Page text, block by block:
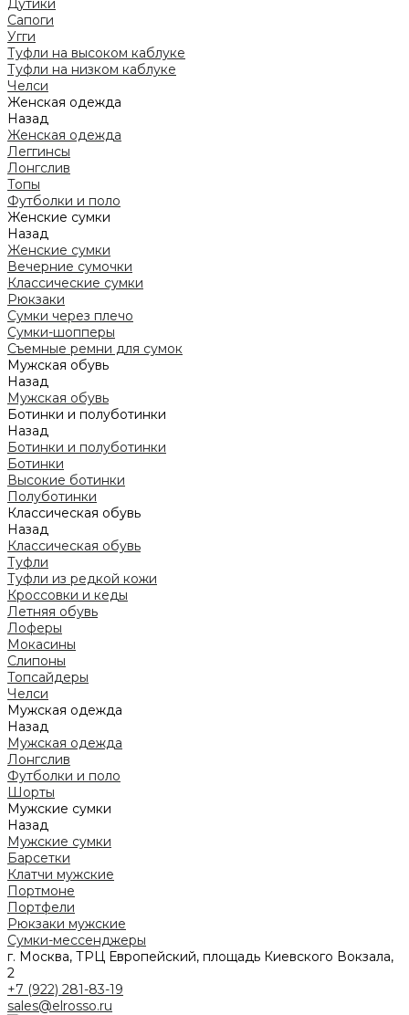
Дутики
Сапоги
Угги
Туфли на высоком каблуке
Туфли на низком каблуке
Челси
Женская одежда
Назад
Женская одежда
Леггинсы
Лонгслив
Топы
Футболки и поло
Женские сумки
Назад
Женские сумки
Вечерние сумочки
Классические сумки
Рюкзаки
Сумки через плечо
Сумки-шопперы
Съемные ремни для сумок
Мужская обувь
Назад
Мужская обувь
Ботинки и полуботинки
Назад
Ботинки и полуботинки
Ботинки
Высокие ботинки
Полуботинки
Классическая обувь
Назад
Классическая обувь
Туфли
Туфли из редкой кожи
Кроссовки и кеды
Летняя обувь
Лоферы
Мокасины
Слипоны
Топсайдеры
Челси
Мужская одежда
Назад
Мужская одежда
Лонгслив
Футболки и поло
Шорты
Мужские сумки
Назад
Мужские сумки
Барсетки
Клатчи мужские
Портмоне
Портфели
Рюкзаки мужские
Сумки-мессенджеры
г. Москва, ТРЦ Европейский, площадь Киевского Вокзала,
2
+7 (922) 281-83-19
sales@elrosso.ru